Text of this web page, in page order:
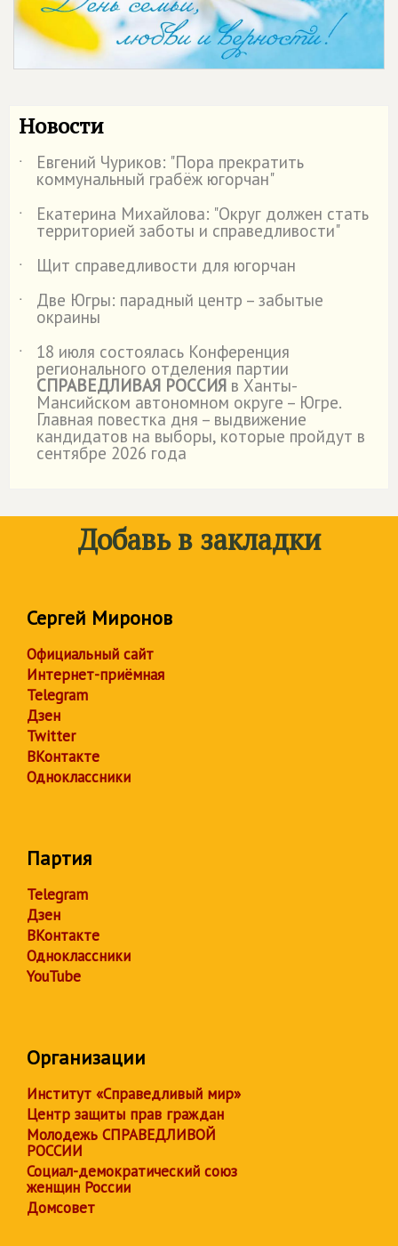
Новости
˙ Евгений Чуриков: "Пора прекратить
коммунальный грабёж югорчан"
˙
Екатерина Михайлова: "Округ должен стать
территорией заботы и справедливости"
˙
Щит справедливости для югорчан
˙
Две Югры: парадный центр – забытые
окраины
˙
18 июля состоялась Конференция
регионального отделения партии
СПРАВЕДЛИВАЯ РОССИЯ в Ханты-
Мансийском автономном округе – Югре.
Главная повестка дня – выдвижение
кандидатов на выборы, которые пройдут в
сентябре 2026 года
Добавь в закладки
Сергей Миронов
Официальный сайт
Интернет-приёмная
Telegram
Дзен
Twitter
ВКонтакте
Одноклассники
Партия
Telegram
Дзен
ВКонтакте
Одноклассники
YouTube
Организации
Институт «Справедливый мир»
Центр защиты прав граждан
Молодежь СПРАВЕДЛИВОЙ
РОССИИ
Социал-демократический союз
женщин России
Домсовет